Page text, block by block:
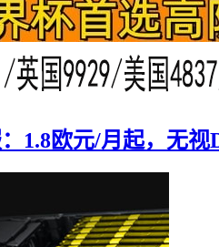
1.8欧元/月起，无